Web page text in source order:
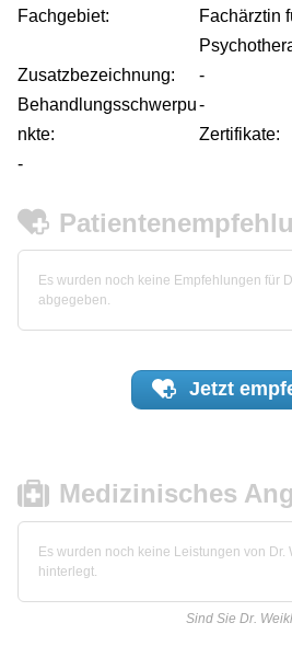
Fachgebiet:
Fachärztin
Zusatzbezeichnung:
-
Behandlungsschwerpu
nkte:
-
Zertifikate:
-
Es wurden noch keine Empfehlungen für
abgegeben.
Jetzt
Medizinisches
Es wurden noch keine Leistungen von Dr.
hinterlegt.
Sind Sie Dr.